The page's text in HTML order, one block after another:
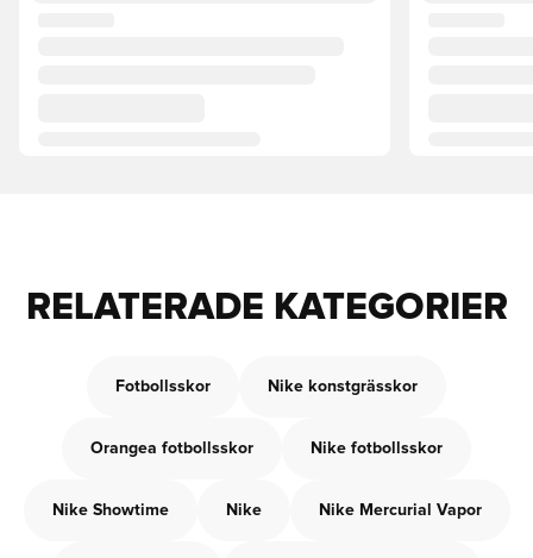
RELATERADE KATEGORIER
Fotbollsskor Nike konstgrässkor
Orangea fotbollsskor Nike fotbollsskor
Nike Showtime Nike Nike Mercurial Vapor